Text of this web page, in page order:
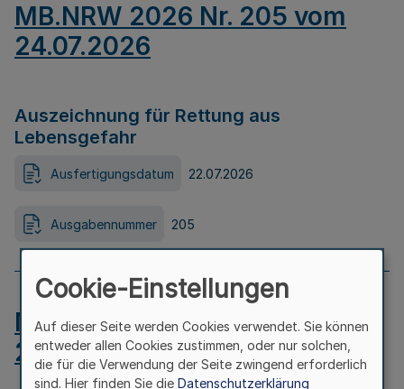
MB.NRW 2026 Nr. 205 vom
24.07.2026
Auszeichnung für Rettung aus
Lebensgefahr
Ausfertigungsdatum 22.07.2026
Ausgabennummer 205
MB.NRW 2026 Nr. 204 vom
24.07.2026
Cookie-Einstellungen
Auf dieser Seite werden Cookies verwendet. Sie können
entweder allen Cookies zustimmen, oder nur solchen,
die für die Verwendung der Seite zwingend erforderlich
sind. Hier finden Sie die Datenschutzerklärung